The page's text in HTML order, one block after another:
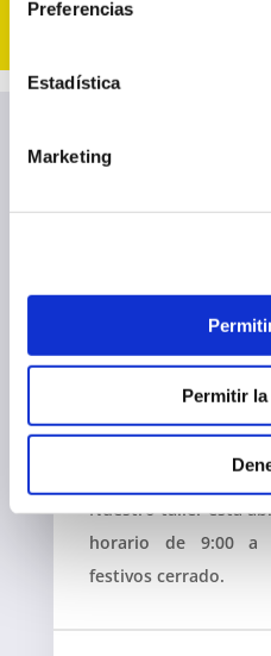
Preferencias
Estadística
Marketing
Permitir
PREGUNTAS
ABRÍS LOS FINES
Nuestro taller está
horario de 9:00 a
festivos cerrado.